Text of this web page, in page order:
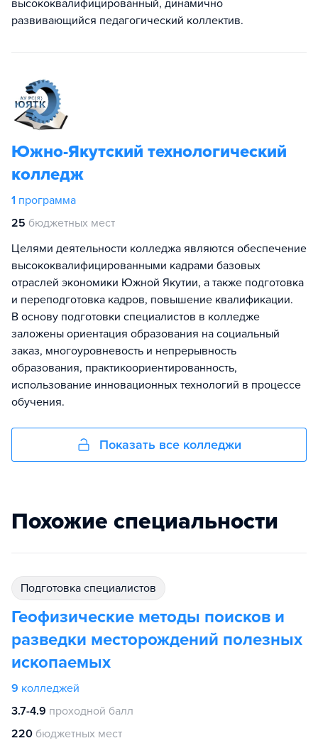
высококвалифицированный, динамично
развивающийся педагогический коллектив.
Южно-Якутский технологический
колледж
1 программа
25 бюджетных мест
Целями деятельности колледжа являются обеспечение
высококвалифицированными кадрами базовых
отраслей экономики Южной Якутии, а также подготовка
и переподготовка кадров, повышение квалификации.
В основу подготовки специалистов в колледже
заложены ориентация образования на социальный
заказ, многоуровневость и непрерывность
образования, практикоориентированность,
использование инновационных технологий в процессе
обучения.
Показать все колледжи
Похожие специальности
подготовка специалистов
Геофизические методы поисков и
разведки месторождений полезных
ископаемых
9 колледжей
3.7-4.9 проходной балл
220 бюджетных мест